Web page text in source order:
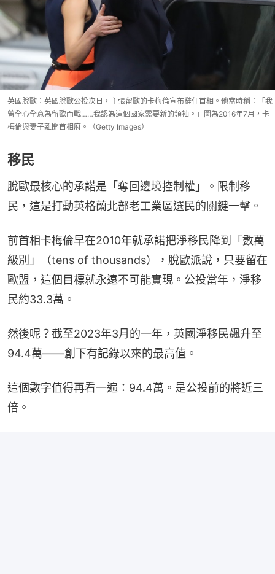
英國脫歐：英國脫歐公投次日，主張留歐的卡梅倫宣布辭任首相。他當時稱：「我
曾全心全意為留歐而戰……我認為這個國家需要新的領袖。」圖為2016年7月，卡
梅倫與妻子離開首相府。（Getty Images）
移民
脫歐最核心的承諾是「奪回邊境控制權」。限制移
民，這是打動英格蘭北部老工業區選民的關鍵一擊。
前首相卡梅倫早在2010年就承諾把淨移民降到「數萬
級別」（tens of thousands），脫歐派說，只要留在
歐盟，這個目標就永遠不可能實現。公投當年，淨移
民約33.3萬。
然後呢？截至2023年3月的一年，英國淨移民飆升至
94.4萬——創下有記錄以來的最高值。
這個數字值得再看一遍：94.4萬。是公投前的將近三
倍。